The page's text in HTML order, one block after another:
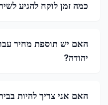
כמה זמן לוקח להגיע
האם יש תוספת מחיר
יהודה?
האם אני צריך להיות